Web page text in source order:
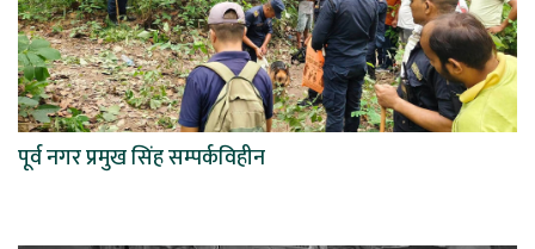
पूर्व नगर प्रमुख सिंह सम्पर्कविहीन